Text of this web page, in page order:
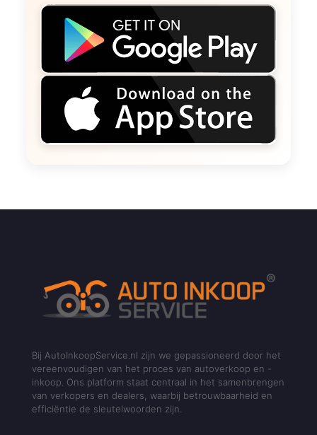
Bij AutoInkoopService.nl zijn we gepassioneerd door het
vereenvoudigen van het proces van autoverkoop en -
inkoop. Ons platform staat centraal in het samenbrengen
van verkopers en dealers, waarbij betrouwbaarheid en
efficiëntie de sleutelwoorden zijn.